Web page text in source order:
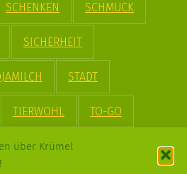
über Krümel
SCHENKEN SCHMUCK
SICHERHEIT
STADT
TIERWOHL TO-GO
VEGAN